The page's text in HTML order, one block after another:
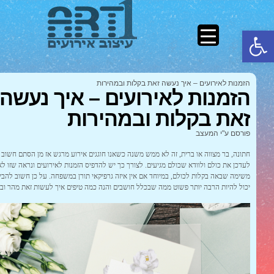
פתח סרגל נגישות
הזמנות לאירועים – איך נעשה זאת בקלות ובמהירות
הזמנות לאירועים – איך נעשה
זאת בקלות ובמהירות
פורסם ע"י המעצב
חתונה, בר מצווה או ברית, זה לא ממש משנה כשאנו חוגגים אירוע מרגש אז מן הסתם חשוב
לעדכן את כולם ולוודא שכולם מגיעים. לצורך כך יש להדפיס הזמנות לאירועים ונראה שזו
משימה שבאה בקלות לכולם, במיוחד אם אין איזה גרפיקאי תורן במשפחה. על כן חשוב
יכול להיות הרבה יותר פשוט ממה שבכלל חושבים והנה כמה טיפים איך לעשות זאת מהר